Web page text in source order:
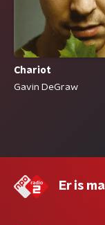
Chariot
Gavin DeGraw
Er is